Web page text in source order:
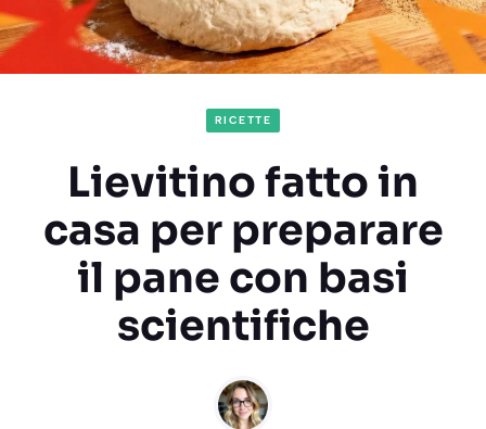
RICETTE
Lievitino fatto in
casa per preparare
il pane con basi
scientifiche